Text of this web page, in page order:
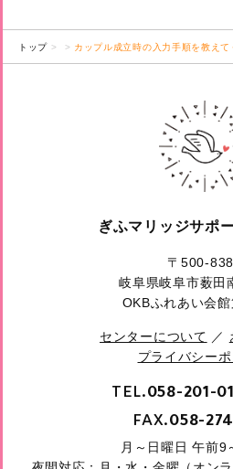
トップ カップル成立時の入力手順を教えて
ぎふマリッジサポ
〒500-
岐阜県岐阜市薮田
OKBふれあい会
センターについて ／
プライバシー
TEL.058-201-
FAX.058-
月～日曜日 午前9